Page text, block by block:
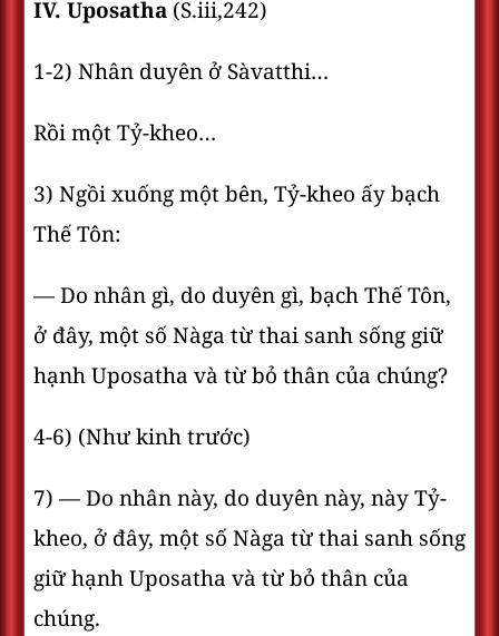
IV. Uposatha (S.iii,242)
1-2) Nhân duyên ở Sàvatthi…
Rồi một Tỷ-kheo…
3) Ngồi xuống một bên, Tỷ-kheo ấy bạch
Thế Tôn:
— Do nhân gì, do duyên gì, bạch Thế Tôn,
ở đây, một số Nàga từ thai sanh sống giữ
hạnh Uposatha và từ bỏ thân của chúng?
4-6) (Như kinh trước)
7) — Do nhân này, do duyên này, này Tỷ-
kheo, ở đây, một số Nàga từ thai sanh sống
giữ hạnh Uposatha và từ bỏ thân của
chúng.